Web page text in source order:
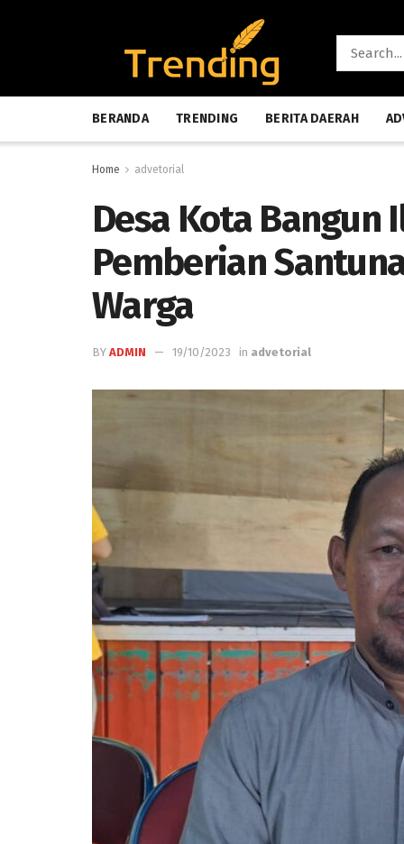
BERANDA TRENDING BERITA DAERAH
Home advetorial
Desa Kota Bangun
Pemberian
Warga
BY ADMIN 19/10/2023 in advetorial